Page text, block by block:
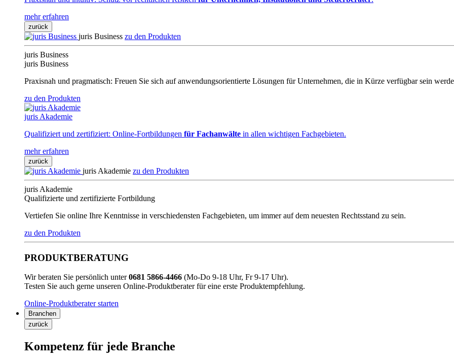
mehr erfahren
zurück
juris Business zu den Produkten
juris Business
juris Business
Praxisnah und pragmatisch: Freuen Sie sich auf anwendungsorientierte Lösungen für Unternehmen, die in Kürze verfügbar sein
zu den Produkten
juris Akademie
Qualifiziert und zertifiziert: Online-Fortbildungen für Fachanwälte in allen wichtigen Fachgebieten.
mehr erfahren
zurück
juris Akademie zu den Produkten
juris Akademie
Qualifizierte und zertifizierte Fortbildung
Vertiefen Sie online Ihre Kenntnisse in verschiedensten Fachgebieten, um immer auf dem neuesten Rechtsstand zu sein.
zu den Produkten
PRODUKTBERATUNG
Wir beraten Sie persönlich unter0681 5866-4466 (Mo-Do 9-18 Uhr, Fr 9-17 Uhr).
Testen Sie auch gerne unseren Online-Produktberater für eine erste Produktempfehlung.
Online-Produktberater starten
Branchen
zurück
Kompetenz für jede Branche